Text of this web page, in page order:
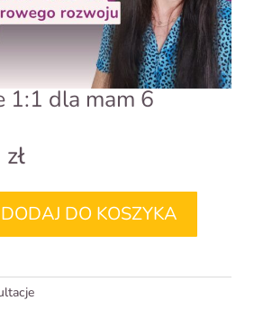
1:1 dla mam 6
zł
DODAJ DO KOSZYKA